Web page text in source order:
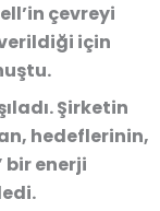
çevreyi
için
Şirketin
hedeflerinin,
bir enerji